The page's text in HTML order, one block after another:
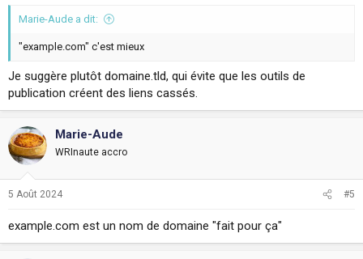
Marie-Aude a dit:
"example.com" c'est mieux
Je suggère plutôt domaine.tld, qui évite que les outils de
publication créent des liens cassés.
Marie-Aude
WRInaute accro
5 Août 2024 #5
example.com est un nom de domaine "fait pour ça"